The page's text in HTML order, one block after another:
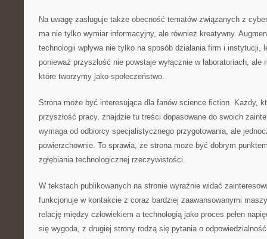
Na uwagę zasługuje także obecność tematów związanych z
ma nie tylko wymiar informacyjny, ale również kreatywny.
technologii wpływa nie tylko na sposób działania firm i instytucji,
ponieważ przyszłość nie powstaje wyłącznie w laboratoriach, ale
które tworzymy jako społeczeństwo.
Strona może być interesująca dla fanów science fiction. Każdy,
przyszłość pracy, znajdzie tu treści dopasowane do swoich
wymaga od odbiorcy specjalistycznego przygotowania, ale
powierzchownie. To sprawia, że strona może być dobrym
zgłębiania technologicznej rzeczywistości.
W tekstach publikowanych na stronie wyraźnie widać
funkcjonuje w kontakcie z coraz bardziej zaawansowanymi
relację między człowiekiem a technologią jako proces pełen
się wygoda, z drugiej strony rodzą się pytania o